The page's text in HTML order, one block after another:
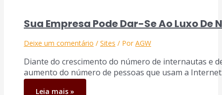
Sua Empresa Pode Dar-Se Ao Luxo De
Deixe um comentário / Sites / Por AGW
Diante do crescimento do número de internautas e
aumento do número de pessoas que usam a
Leia mais »